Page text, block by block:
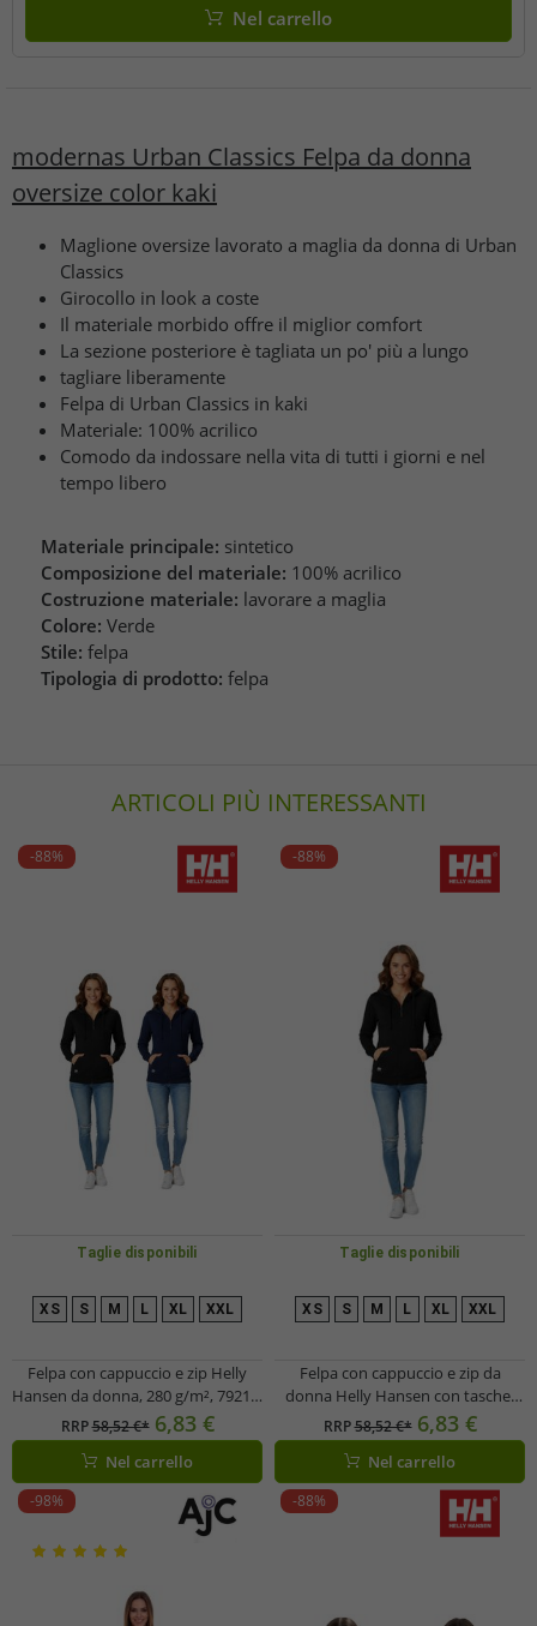
Nel carrello
modernas Urban Classics Felpa da donna
oversize color kaki
Maglione oversize lavorato a maglia da donna di Urban
Classics
Girocollo in look a coste
Il materiale morbido offre il miglior comfort
La sezione posteriore è tagliata un po' più a lungo
tagliare liberamente
Felpa di Urban Classics in kaki
Materiale: 100% acrilico
Comodo da indossare nella vita di tutti i giorni e nel
tempo libero
Materiale principale: sintetico
Composizione del materiale: 100% acrilico
Costruzione materiale: lavorare a maglia
Colore: Verde
Stile: felpa
Tipologia di prodotto: felpa
ARTICOLI PIÙ INTERESSANTI
-88%
Taglie disponibili
XS S M L XL XXL
Felpa con cappuccio e zip Helly
Hansen da donna, 280 g/m², 79217,
nera o blu scuro
RRP58,52 €* 6,83 €
Nel carrello
-88%
Taglie disponibili
XS S M L XL XXL
Felpa con cappuccio e zip da
donna Helly Hansen con tasche,
280 g/m², 79217_990, nera
RRP58,52 €* 6,83 €
Nel carrello
-98% -88%